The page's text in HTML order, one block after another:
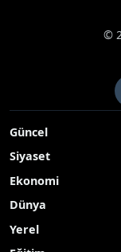
©
Güncel
Siyaset
Ekonomi
Dünya
Yerel